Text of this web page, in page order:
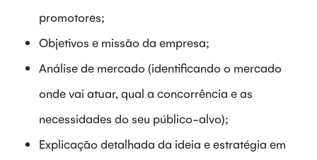
promotores;
Objetivos e missão da empresa;
Análise de mercado (identificando o mercado
onde vai atuar, qual a concorrência e as
necessidades do seu público-alvo);
Explicação detalhada da ideia e estratégia em